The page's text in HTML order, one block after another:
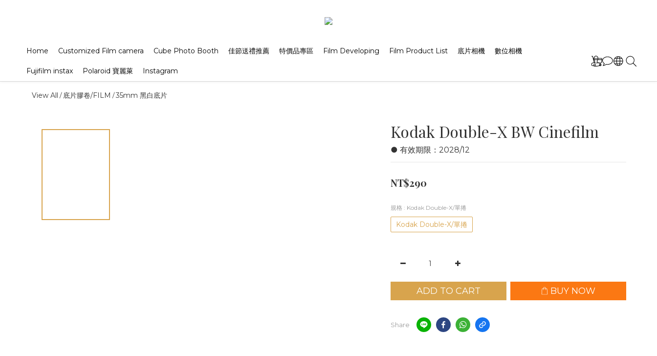
Home Customized Film camera Cube Photo Booth 佳節送禮推薦 特價品專區 Film Developing Film Product List 底片相機 數位相機
Fujifilm instax Polaroid 寶麗萊 Instagram
View All /底片膠卷/FILM /35mm 黑白底片
Kodak Double-X BW Cinefilm
● 有效期限：2028/12
NT$290
規格 : Kodak Double-X/單捲
Kodak Double-X/單捲
ADD TO CART BUY NOW
Share